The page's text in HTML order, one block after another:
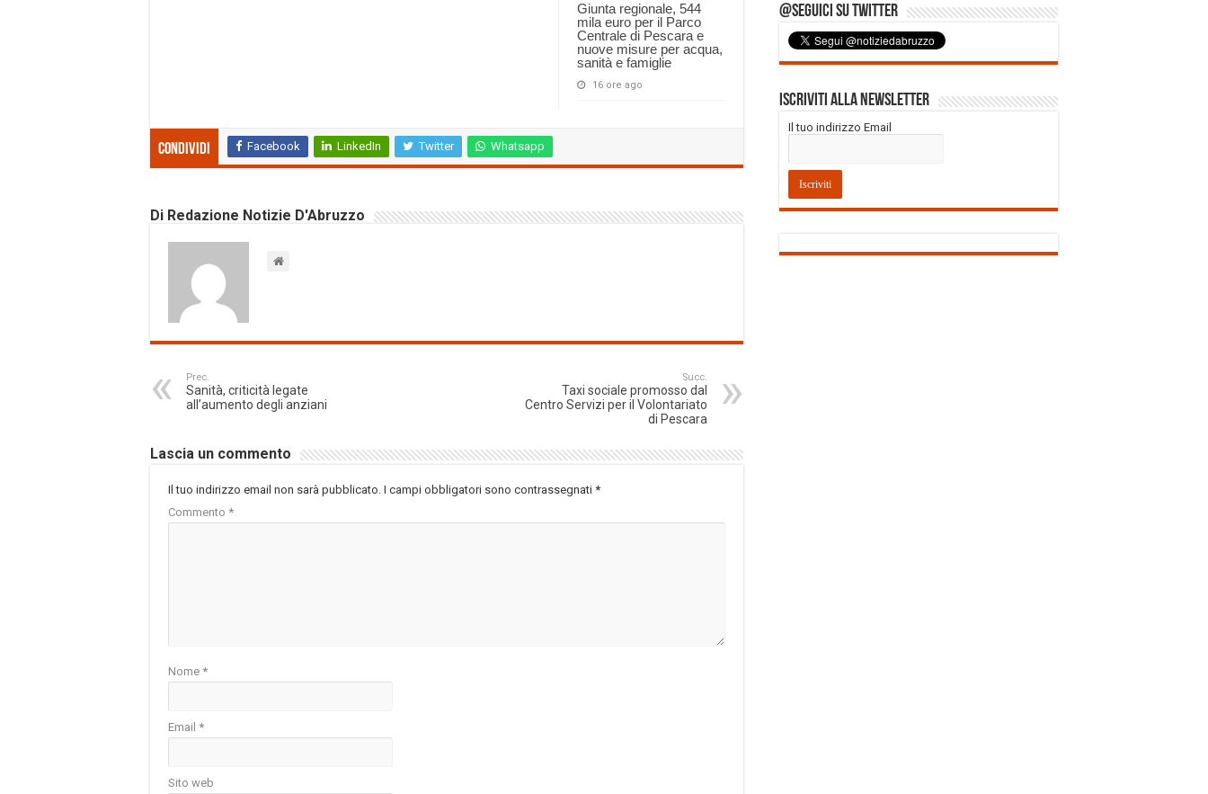
Giunta regionale, 544
mila euro per il Parco
Centrale di Pescara e
nuove misure per acqua,
sanità e famiglie
16 ore ago
Condividi Facebook LinkedIn Twitter Whatsapp
Di Redazione Notizie D'Abruzzo
Prec.
Sanità, criticità legate
all’aumento degli anziani
Succ.
Taxi sociale promosso dal
Centro Servizi per il Volontariato
di Pescara
Lascia un commento
Il tuo indirizzo email non sarà pubblicato. I campi obbligatori sono contrassegnati *
Commento *
Nome *
Email *
Sito web
@Seguici su Twitter
Iscriviti alla Newsletter
Il tuo indirizzo Email